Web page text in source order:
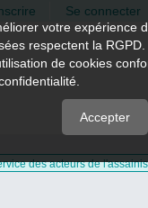
Se connecter
des acteurs de
votre expérience
respectent la
de cookies
Accepter